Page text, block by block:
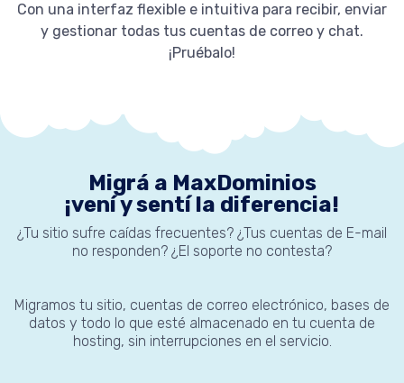
Con una interfaz flexible e intuitiva para recibir, enviar
y gestionar todas tus cuentas de correo y chat.
¡Pruébalo!
Migrá a MaxDominios
¡vení y sentí la diferencia!
¿Tu sitio sufre caídas frecuentes? ¿Tus cuentas de E-mail
no responden? ¿El soporte no contesta?
Migramos tu sitio, cuentas de correo electrónico, bases de
datos y todo lo que esté almacenado en tu cuenta de
hosting, sin interrupciones en el servicio.